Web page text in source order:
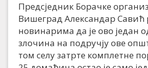
Предсједник Борачке
Вишеград Александар Савић
новинарима да је ово један
злочина на подручју ове
том селу затрте комплетне